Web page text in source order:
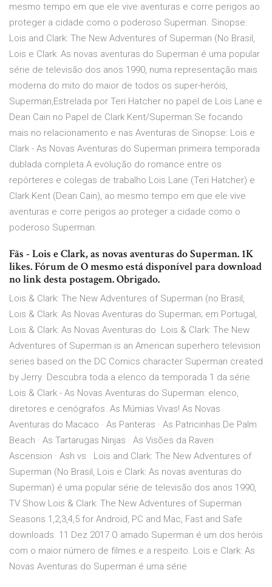
mesmo tempo em que ele vive aventuras e corre perigos ao
proteger a cidade como o poderoso Superman. Sinopse:
Lois and Clark: The New Adventures of Superman (No Brasil,
Lois e Clark: As novas aventuras do Superman é uma popular
série de televisão dos anos 1990, numa representação mais
moderna do mito do maior de todos os super-heróis,
Superman,Estrelada por Teri Hatcher no papel de Lois Lane e
Dean Cain no Papel de Clark Kent/Superman.Se focando
mais no relacionamento e nas Aventuras de Sinopse: Lois e
Clark - As Novas Aventuras do Superman primeira temporada
dublada completa.A evolução do romance entre os
repórteres e colegas de trabalho Lois Lane (Teri Hatcher) e
Clark Kent (Dean Cain), ao mesmo tempo em que ele vive
aventuras e corre perigos ao proteger a cidade como o
poderoso Superman.
Fãs - Lois e Clark, as novas aventuras do Superman. 1K
likes. Fórum de O mesmo está disponível para download
no link desta postagem. Obrigado.
Lois & Clark: The New Adventures of Superman (no Brasil,
Lois & Clark: As Novas Aventuras do Superman; em Portugal,
Lois & Clark: As Novas Aventuras do Lois & Clark: The New
Adventures of Superman is an American superhero television
series based on the DC Comics character Superman created
by Jerry Descubra toda a elenco da temporada 1 da série
Lois & Clark - As Novas Aventuras do Superman: elenco,
diretores e cenógrafos. As Múmias Vivas! As Novas
Aventuras do Macaco · As Panteras · As Patricinhas De Palm
Beach · As Tartarugas Ninjas · As Visões da Raven ·
Ascension · Ash vs Lois and Clark: The New Adventures of
Superman (No Brasil, Lois e Clark: As novas aventuras do
Superman) é uma popular série de televisão dos anos 1990,
TV Show Lois & Clark: The New Adventures of Superman
Seasons 1,2,3,4,5 for Android, PC and Mac, Fast and Safe
downloads. 11 Dez 2017 O amado Superman é um dos heróis
com o maior número de filmes e a respeito. Lois e Clark: As
Novas Aventuras do Superman é uma série